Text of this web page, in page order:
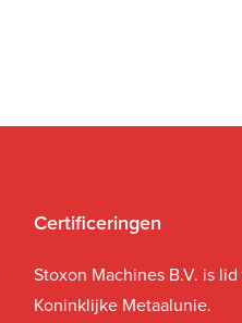
Certificeringen
Stoxon Machines B.V. is
Koninklijke Metaalunie.